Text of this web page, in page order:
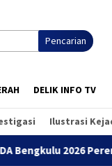
Pencarian
DELIK INFO TV
Ilustrasi
2026 Pererat